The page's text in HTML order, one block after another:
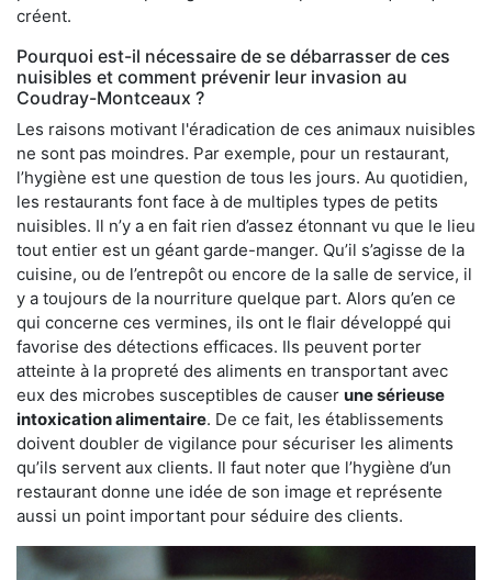
créent.
Pourquoi est-il nécessaire de se débarrasser de ces
nuisibles et comment prévenir leur invasion au
Coudray-Montceaux ?
Les raisons motivant l'éradication de ces animaux nuisibles
ne sont pas moindres. Par exemple, pour un restaurant,
l’hygiène est une question de tous les jours. Au quotidien,
les restaurants font face à de multiples types de petits
nuisibles. Il n’y a en fait rien d’assez étonnant vu que le lieu
tout entier est un géant garde-manger. Qu’il s’agisse de la
cuisine, ou de l’entrepôt ou encore de la salle de service, il
y a toujours de la nourriture quelque part. Alors qu’en ce
qui concerne ces vermines, ils ont le flair développé qui
favorise des détections efficaces. Ils peuvent porter
atteinte à la propreté des aliments en transportant avec
eux des microbes susceptibles de causer une sérieuse
intoxication alimentaire. De ce fait, les établissements
doivent doubler de vigilance pour sécuriser les aliments
qu’ils servent aux clients. Il faut noter que l’hygiène d’un
restaurant donne une idée de son image et représente
aussi un point important pour séduire des clients.